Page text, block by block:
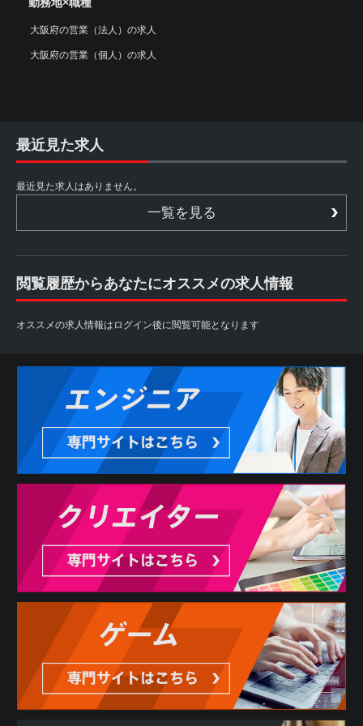
大阪府の営業（法人）の求人
大阪府の営業（個人）の求人
最近見た求人
最近見た求人はありません。
一覧を見る
閲覧履歴からあなたにオススメの求人情報
オススメの求人情報はログイン後に閲覧可能となります